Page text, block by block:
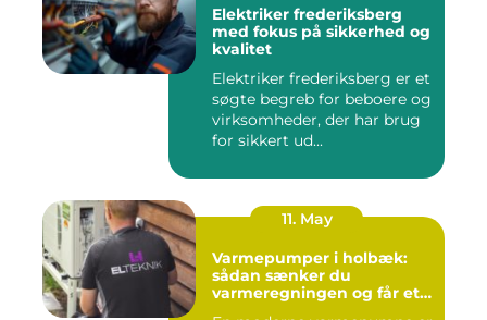
Elektriker frederiksberg
med fokus på sikkerhed og
kvalitet
Elektriker frederiksberg er et
søgte begreb for beboere og
virksomheder, der har brug
for sikkert ud...
11. May
Varmepumper i holbæk:
sådan sænker du
varmeregningen og får et